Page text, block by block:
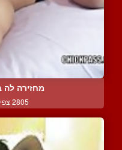
מחזירה לה
2805 צפיות